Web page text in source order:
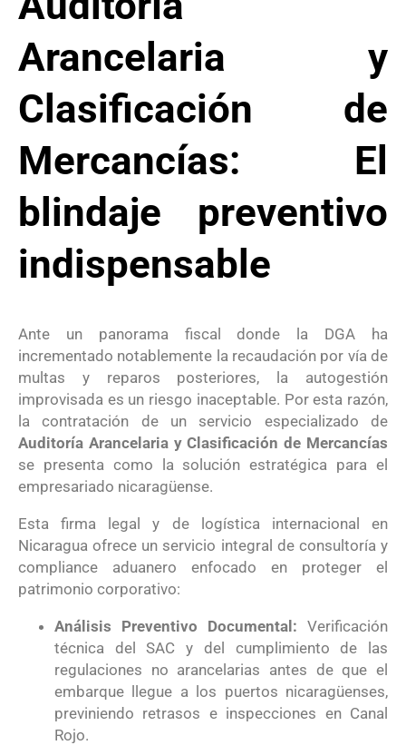
Arancelaria y
Clasificación de
Mercancías: El
blindaje preventivo
indispensable
Ante un panorama fiscal donde la DGA ha
incrementado notablemente la recaudación por vía de
multas y reparos posteriores, la autogestión
improvisada es un riesgo inaceptable. Por esta razón,
la contratación de un servicio especializado de
Auditoría Arancelaria y Clasificación de Mercancías
se presenta como la solución estratégica para el
empresariado nicaragüense.
Esta firma legal y de logística internacional en
Nicaragua ofrece un servicio integral de consultoría y
compliance aduanero enfocado en proteger el
patrimonio corporativo:
Análisis Preventivo Documental: Verificación
técnica del SAC y del cumplimiento de las
regulaciones no arancelarias antes de que el
embarque llegue a los puertos nicaragüenses,
previniendo retrasos e inspecciones en Canal
Rojo.